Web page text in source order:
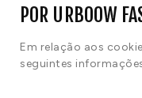
POR URBOOW
Em relação aos
seguintes